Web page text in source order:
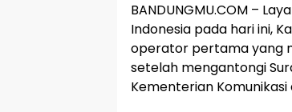
BANDUNGMU.COM –
Indonesia pada hari ini,
operator pertama yang
setelah mengantongi
Kementerian